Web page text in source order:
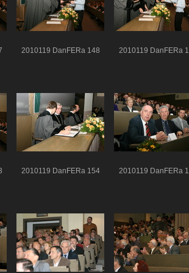
2010119 DanFERa 148 2010119 DanFERa
2010119 DanFERa 154 2010119 DanFERa